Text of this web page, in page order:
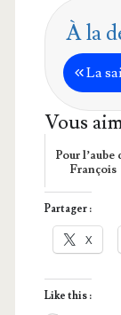
À la
La
Vous
Pour l’aube
François
Partager :
X
Like this :